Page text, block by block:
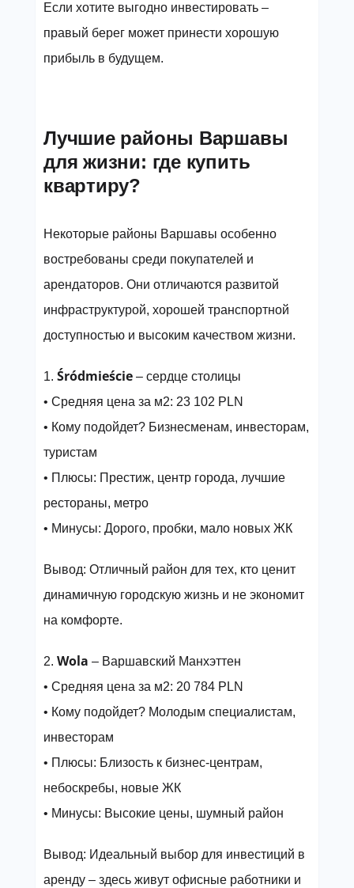
Если хотите выгодно инвестировать –
правый берег может принести хорошую
прибыль в будущем.
Лучшие районы Варшавы
для жизни: где купить
квартиру?
Некоторые районы Варшавы особенно
востребованы среди покупателей и
арендаторов. Они отличаются развитой
инфраструктурой, хорошей транспортной
доступностью и высоким качеством жизни.
1. Śródmieście – сердце столицы
• Средняя цена за м2: 23 102 PLN
• Кому подойдет? Бизнесменам, инвесторам,
туристам
• Плюсы: Престиж, центр города, лучшие
рестораны, метро
• Минусы: Дорого, пробки, мало новых ЖК
Вывод: Отличный район для тех, кто ценит
динамичную городскую жизнь и не экономит
на комфорте.
2. Wola – Варшавский Манхэттен
• Средняя цена за м2: 20 784 PLN
• Кому подойдет? Молодым специалистам,
инвесторам
• Плюсы: Близость к бизнес-центрам,
небоскребы, новые ЖК
• Минусы: Высокие цены, шумный район
Вывод: Идеальный выбор для инвестиций в
аренду – здесь живут офисные работники и